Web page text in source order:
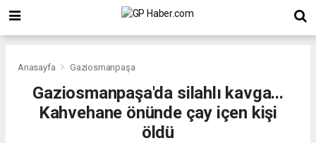
Anasayfa Gaziosmanpaşa
Gaziosmanpaşa'da silahlı kavga...
Kahvehane önünde çay içen kişi
öldü